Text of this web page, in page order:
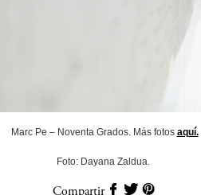
Marc Pe – Noventa Grados. Más fotos aquí.
Foto: Dayana Zaldua.
Compartir